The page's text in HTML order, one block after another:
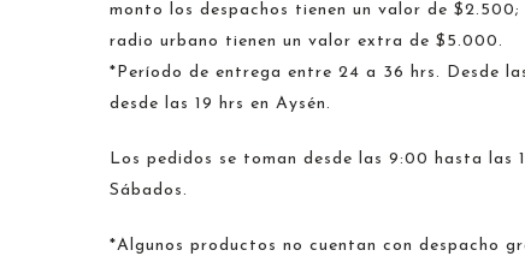
monto los despachos tienen un valor de
radio urbano tienen un valor extra de $5.000.
*Período de entrega entre 24 a 36 hrs. Desde
desde las 19 hrs en Aysén.
Los pedidos se toman desde las 9:00 hasta las
Sábados.
*Algunos productos no cuentan con despacho